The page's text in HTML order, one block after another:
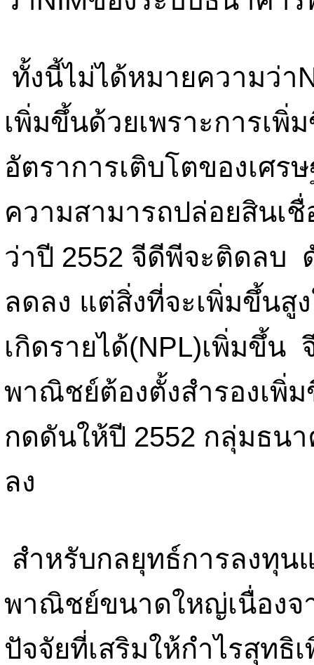
ทั้งนี้ไม่ได้หมายความว่า
เพิ่มขึ้นด้วยเพราะการเ
อัตราการเติบโตของเศร
ความสามารถปล่อยสินเ
ว่าปี 2552 จีดีพีจะติดลบ
ลดลง แต่สิ่งที่จะเพิ่มขึ้นสู
เกิดรายได้(NPL)เพิ่มขึ้น
พาณิชย์ต้องตั้งสำรองเพิ่
กดดันให้ปี 2552 กลุ่มธน
ลง
สำหรับกลยุทธ์การลงทุ
พาณิชย์ขนาดใหญ่เนื่องจ
ปัจจัยที่เสริมให้กำไรสุท